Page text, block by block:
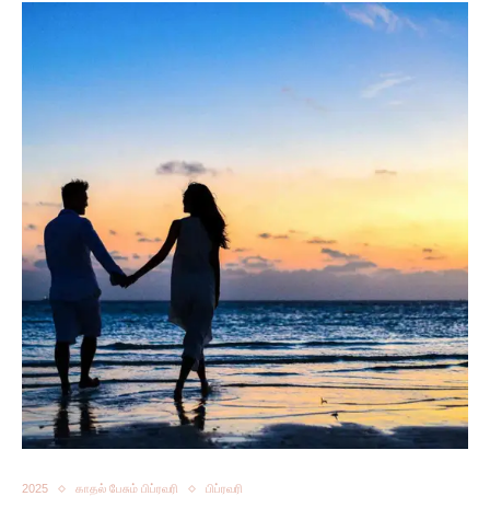
2025 காதல் பேசும் பிப்ரவரி பிப்ரவரி